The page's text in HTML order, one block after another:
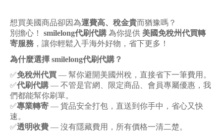
想買美國商品卻因為運費高、稅金貴而猶豫嗎？
別擔心！ smilelong代刷代購 為你提供 美國免稅州代買轉
寄服務 ，讓你輕鬆入手海外好物，省下更多！
為什麼選擇 smilelong代刷代購？
✅免稅州代買 — 幫你避開美國州稅，直接省下一筆費用。
✅代刷代購 — 不管是官網、限定商品、會員專屬優惠，我
們都能幫你刷單。
✅專業轉寄 — 貨品安全打包，直送到你手中，省心又快
速。
✅透明收費 — 沒有隱藏費用，所有價格一清二楚。